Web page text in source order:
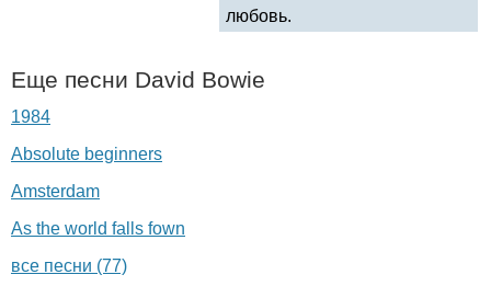
любовь.
Еще песни David Bowie
1984
Absolute beginners
Amsterdam
As the world falls fown
все песни (77)